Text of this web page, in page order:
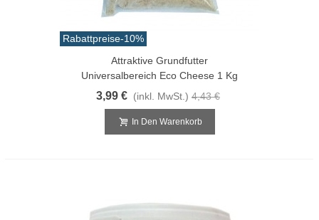
Rabattpreise-10%
Attraktive Grundfutter
Universalbereich Eco Cheese 1 Kg
3,99 € (inkl. MwSt.) 4,43 €
In Den Warenkorb